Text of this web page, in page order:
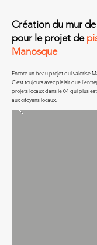
Création du mur
pour le projet de
Manosque
Encore un beau projet qui valorise
C'est toujours avec plaisir que
projets locaux dans le 04 qui plus
aux citoyens locaux.